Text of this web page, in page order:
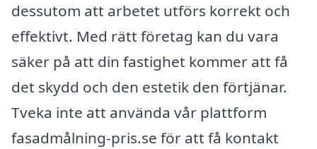
dessutom att arbetet utförs korrekt och
effektivt. Med rätt företag kan du vara
säker på att din fastighet kommer att få
det skydd och den estetik den förtjänar.
Tveka inte att använda vår plattform
fasadmålning-pris.se för att få kontakt